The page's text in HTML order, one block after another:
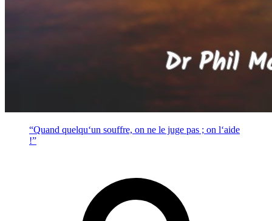
“Quand quelqu‘un souffre, on ne le juge pas ; on l‘aide
!”